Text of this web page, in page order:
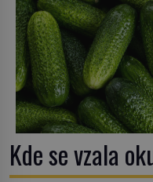
Kde se vzala